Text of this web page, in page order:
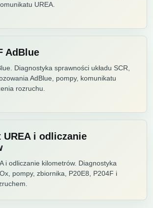
UREA.
AdBlue
Diagnostyka sprawności układu SCR,
AdBlue, pompy, komunikatu
rozruchu.
UREA i odliczanie
i odliczanie kilometrów. Diagnostyka
pompy, zbiornika, P20E8, P204F i